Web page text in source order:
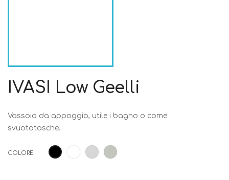
IVASI Low Geelli
Vassoio da appoggio, utile i bagno o come
svuotatasche.
COLORE Nero BiancoGrigio
Luce
Tortora